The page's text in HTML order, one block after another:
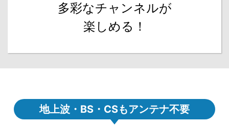
多彩なチャンネルが
楽しめる！
地上波・BS・CSもアンテナ不要